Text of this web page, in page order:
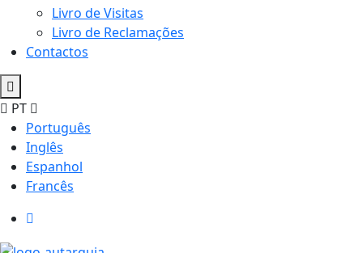
Livro de Visitas
Livro de Reclamações
Contactos
PT
Português
Inglês
Espanhol
Francês